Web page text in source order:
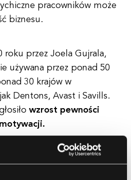
pracowników może
biznesu.
roku przez Joela Gujrala,
używana przez ponad 50
30 krajów w
Dentons, Avast i Savills.
wzrost pewności